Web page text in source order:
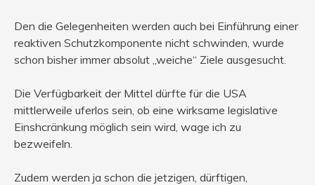
Den die Gelegenheiten werden auch bei Einführung einer
reaktiven Schutzkomponente nicht schwinden, wurde
schon bisher immer absolut „weiche“ Ziele ausgesucht.
Die Verfügbarkeit der Mittel dürfte für die USA
mittlerweile uferlos sein, ob eine wirksame legislative
Einshcränkung möglich sein wird, wage ich zu
bezweifeln.
Zudem werden ja schon die jetzigen, dürftigen,